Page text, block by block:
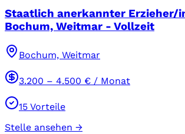
Staatlich anerkannter Erzieher/
Bochum, Weitmar - Vollzeit
Bochum, Weitmar
3.200 – 4.500 € / Monat
15 Vorteile
Stelle ansehen →